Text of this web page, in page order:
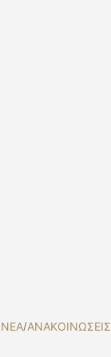
NEA/ΑΝΑΚΟΙΝΩΣΕΙΣ